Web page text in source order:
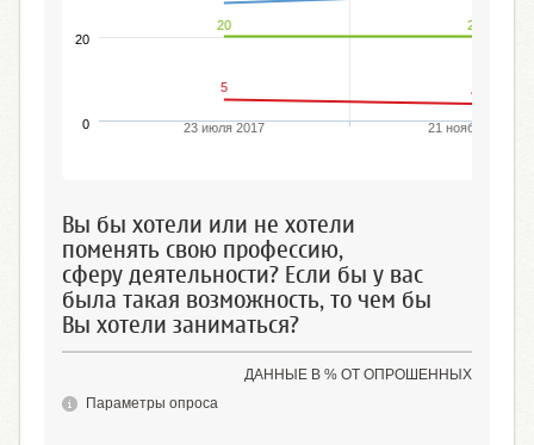
5 4
20 20
23 июля 2017 21 ноября 2021
0
20
Вы бы хотели или не хотели
поменять свою профессию,
сферу деятельности? Если бы у вас
была такая возможность, то чем бы
Вы хотели заниматься?
ДАННЫЕ В % ОТ ОПРОШЕННЫХ
Параметры опроса